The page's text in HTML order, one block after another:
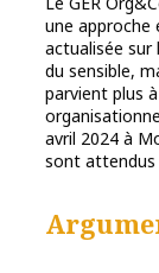
une approche
actualisée sur
du sensible,
parvient plus
avril 2024 à
sont attendus